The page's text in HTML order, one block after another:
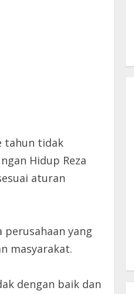
tahun tidak
Hidup Reza
aturan
yang
masyarakat.
dengan baik dan